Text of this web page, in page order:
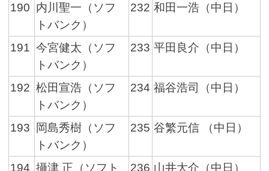
190 内川聖一（ソフ
トバンク）
232 和田一浩（中日）
191 今宮健太（ソフ
トバンク）
233 平田良介（中日）
192 松田宣浩（ソフ
トバンク）
234 福谷浩司（中日）
193
岡島秀樹（ソフ
トバンク）
235 谷繁元信 （中日）
194 攝津 正（ソフト
236 山井大介（中日）